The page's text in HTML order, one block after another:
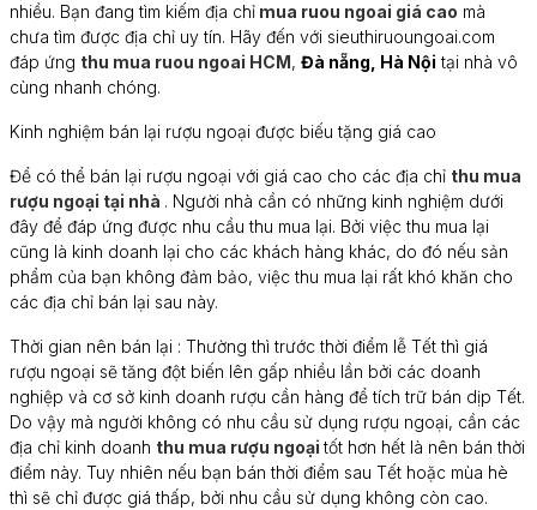
nhiều. Bạn đang tìm kiếm địa chỉ mua ruou ngoai giá cao mà
chưa tìm được địa chỉ uy tín. Hãy đến với sieuthiruoungoai.com
đáp ứng thu mua ruou ngoai HCM, Đà nẵng, Hà Nội tại nhà vô
cùng nhanh chóng.
Kinh nghiệm bán lại rượu ngoại được biếu tặng giá cao
Để có thể bán lại rượu ngoại với giá cao cho các địa chỉ thu mua
rượu ngoại tại nhà . Người nhà cần có những kinh nghiệm dưới
đây để đáp ứng được nhu cầu thu mua lại. Bởi việc thu mua lại
cũng là kinh doanh lại cho các khách hàng khác, do đó nếu sản
phẩm của bạn không đảm bảo, việc thu mua lại rất khó khăn cho
các địa chỉ bán lại sau này.
Thời gian nên bán lại : Thường thì trước thời điểm lễ Tết thì giá
rượu ngoại sẽ tăng đột biến lên gấp nhiều lần bởi các doanh
nghiệp và cơ sở kinh doanh rượu cần hàng để tích trữ bán dịp Tết.
Do vậy mà người không có nhu cầu sử dụng rượu ngoại, cần các
địa chỉ kinh doanh thu mua rượu ngoạitốt hơn hết là nên bán thời
điểm này. Tuy nhiên nếu bạn bán thời điểm sau Tết hoặc mùa hè
thì sẽ chỉ được giá thấp, bởi nhu cầu sử dụng không còn cao.